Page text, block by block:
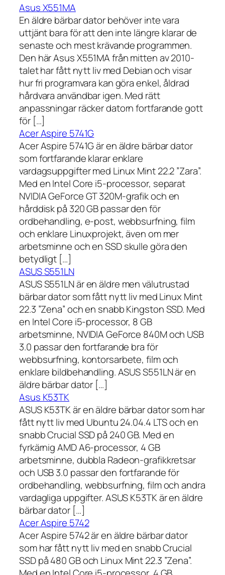
Asus X551MA
En äldre bärbar dator behöver inte vara
uttjänt bara för att den inte längre klarar de
senaste och mest krävande programmen.
Den här Asus X551MA från mitten av 2010-
talet har fått nytt liv med Debian och visar
hur fri programvara kan göra enkel, åldrad
hårdvara användbar igen. Med rätt
anpassningar räcker datorn fortfarande gott
för […]
Acer Aspire 5741G
Acer Aspire 5741G är en äldre bärbar dator
som fortfarande klarar enklare
vardagsuppgifter med Linux Mint 22.2 ”Zara”.
Med en Intel Core i5-processor, separat
NVIDIA GeForce GT 320M-grafik och en
hårddisk på 320 GB passar den för
ordbehandling, e-post, webbsurfning, film
och enklare Linuxprojekt, även om mer
arbetsminne och en SSD skulle göra den
betydligt […]
ASUS S551LN
ASUS S551LN är en äldre men välutrustad
bärbar dator som fått nytt liv med Linux Mint
22.3 ”Zena” och en snabb Kingston SSD. Med
en Intel Core i5-processor, 8 GB
arbetsminne, NVIDIA GeForce 840M och USB
3.0 passar den fortfarande bra för
webbsurfning, kontorsarbete, film och
enklare bildbehandling. ASUS S551LN är en
äldre bärbar dator […]
Asus K53TK
ASUS K53TK är en äldre bärbar dator som har
fått nytt liv med Ubuntu 24.04.4 LTS och en
snabb Crucial SSD på 240 GB. Med en
fyrkärnig AMD A6-processor, 4 GB
arbetsminne, dubbla Radeon-grafikkretsar
och USB 3.0 passar den fortfarande för
ordbehandling, webbsurfning, film och andra
vardagliga uppgifter. ASUS K53TK är en äldre
bärbar dator […]
Acer Aspire 5742
Acer Aspire 5742 är en äldre bärbar dator
som har fått nytt liv med en snabb Crucial
SSD på 480 GB och Linux Mint 22.3 ”Zena”.